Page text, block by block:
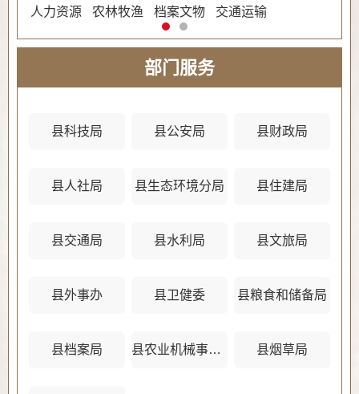
人力资源 农林牧渔 档案文物 交通运输
部门服务
县科技局 县公安局 县财政局
县人社局 县生态环境分局 县住建局
县交通局 县水利局 县文旅局
县外事办 县卫健委 县粮食和储备局
县档案局 县农业机械事务管理中心 县烟草局